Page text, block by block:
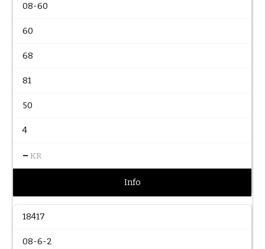
08-60
60
68
81
50
4
– KR
Info
18417
08-6-2